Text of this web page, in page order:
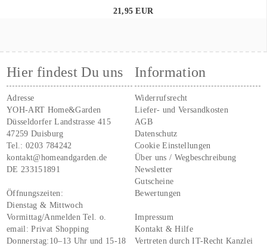
21,95 EUR
Hier findest Du uns
Adresse
YOH-ART Home&Garden
Düsseldorfer Landstrasse 415
47259 Duisburg
Tel.:0203 784242
kontakt@homeandgarden.de
DE 233151891
Öffnungszeiten:
Dienstag & Mittwoch
Vormittag/Anmelden Tel. o.
email:Privat Shopping
Donnerstag:10–13 Uhr und 15-18
Information
Widerrufsrecht
Liefer- und Versandkosten
AGB
Datenschutz
Cookie Einstellungen
Über uns / Wegbeschreibung
Newsletter
Gutscheine
Bewertungen
Impressum
Kontakt & Hilfe
Vertreten durch IT-Recht Kanzlei